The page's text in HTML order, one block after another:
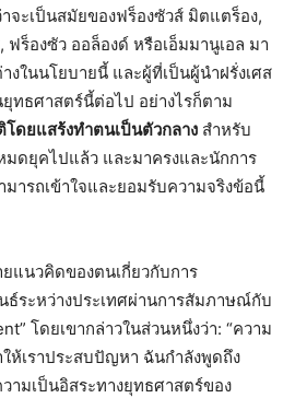
จะเป็นสมัยของฟร็องซัวส์ มิตแตร็อง,
ร็องซัว ออล็องด์ หรือเอ็มมานูเอล มา
งในนโยบายนี้ และผู้ที่เป็นผู้นำฝรั่งเศส
ทธศาสตร์นี้ต่อไป อย่างไรก็ตาม
โดยแสร้งทำตนเป็นตัวกลาง สำหรับ
ดยุคไปแล้ว และมาครงและนักการ
มารถเข้าใจและยอมรับความจริงข้อนี้
แนวคิดของตนเกี่ยวกับการ
ธ์ระหว่างประเทศผ่านการสัมภาษณ์กับ
โดยเขากล่าวในส่วนหนึ่งว่า: “ความ
ห้เราประสบปัญหา ฉันกำลังพูดถึง
ามเป็นอิสระทางยุทธศาสตร์ของ